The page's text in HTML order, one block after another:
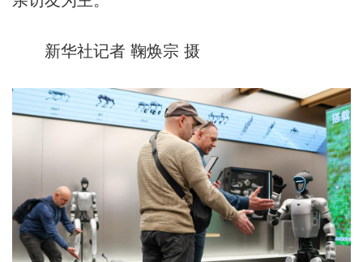
新华社记者 鞠焕宗 摄